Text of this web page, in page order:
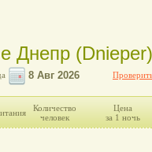
Днепр (Dnieper)
Количество
человек
Цена
за 1 ночь